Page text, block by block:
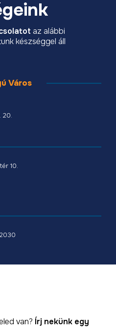
az alábbi
készséggel áll
Város
20.
10.
van? Írj nekünk egy